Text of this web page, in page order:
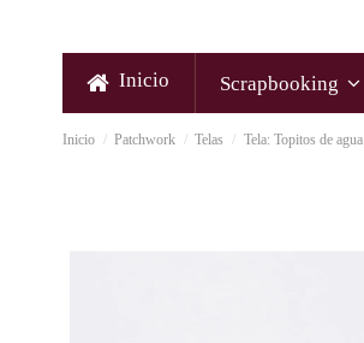
Inicio Scrapbooking
Inicio Patchwork Telas Tela: Topitos de agua